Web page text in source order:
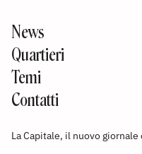
News
Quartieri
Temi
Contatti
La Capitale, il nuovo